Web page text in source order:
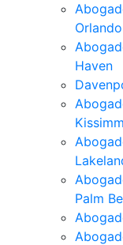
Orlando
Haven
Palm